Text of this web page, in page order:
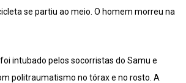
se partiu ao meio. O homem morreu na
intubado pelos socorristas do Samu e
politraumatismo no tórax e no rosto. A